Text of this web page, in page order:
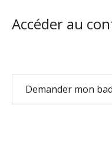
Accéder au
Demander mon